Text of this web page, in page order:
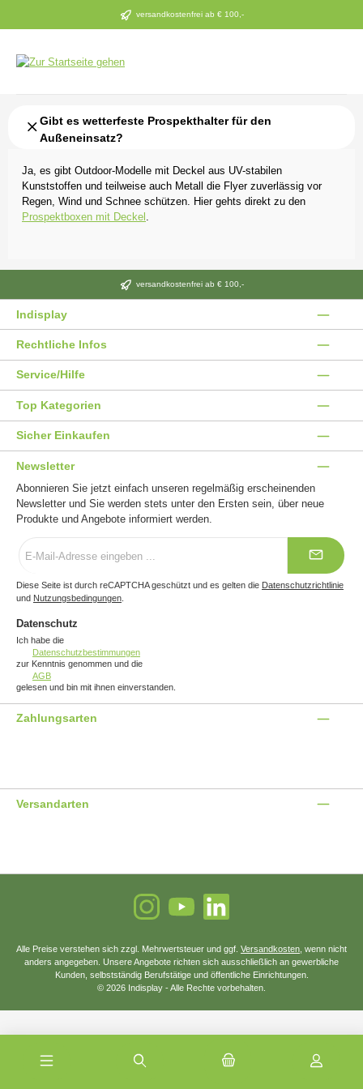
Zum Hauptinhalt springen versandkostenfrei ab € 100,-
Gibt es wetterfeste Prospekthalter für den
Außeneinsatz?
Ja, es gibt Outdoor-Modelle mit Deckel aus UV-stabilen
Kunststoffen und teilweise auch Metall die Flyer zuverlässig vor
Regen, Wind und Schnee schützen. Hier gehts direkt zu den
Prospektboxen mit Deckel .
versandkostenfrei ab € 100,-
Indisplay
Rechtliche Infos
Service/Hilfe
Top Kategorien
Sicher Einkaufen
Newsletter
Abonnieren Sie jetzt einfach unseren regelmäßig erscheinenden
Newsletter und Sie werden stets unter den Ersten sein, über neue
Produkte und Angebote informiert werden.
Mail-
Diese Seite ist durch reCAPTCHA geschützt und es gelten die Datenschutzrichtlinie
und Nutzungsbedingungen.
Datenschutz
Ich habe die
Datenschutzbestimmungen
zur Kenntnis genommen und die
AGB
gelesen und bin mit ihnen einverstanden.
Zahlungsarten
Versandarten
InstagramYouTube
Alle Preise verstehen sich zzgl. Mehrwertsteuer und ggf. Versandkosten , wenn nicht
anders angegeben. Unsere Angebote richten sich ausschließlich an gewerbliche
Kunden, selbstständig Berufstätige und öffentliche Einrichtungen.
© 2026 Indisplay - Alle Rechte vorbehalten.